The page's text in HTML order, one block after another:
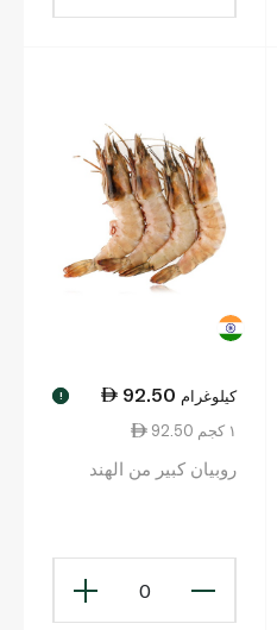
92.50 كيلوغرام !
92.50 ١ كجم
روبيان كبير من الهند
0